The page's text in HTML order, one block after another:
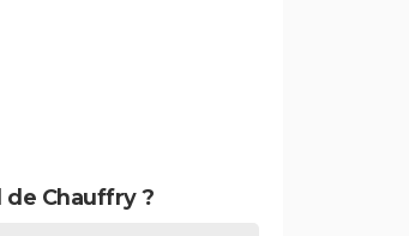
de Chauffry ?